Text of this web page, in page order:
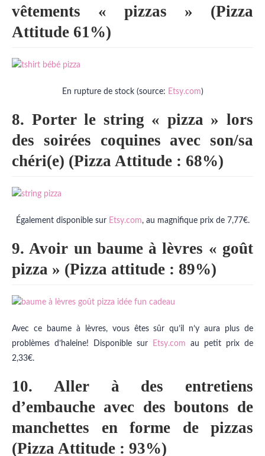
vêtements « pizzas » (Pizza
Attitude 61%)
En rupture de stock (source: Etsy.com)
8. Porter le string « pizza » lors
des soirées coquines avec son/sa
chéri(e) (Pizza Attitude : 68%)
Également disponible sur Etsy.com, au magnifique prix de 7,77€.
9. Avoir un baume à lèvres « goût
pizza » (Pizza attitude : 89%)
Avec ce baume à lèvres, vous êtes sûr qu’il n’y aura plus de
problèmes d’haleine! Disponible sur
Etsy.com au petit prix de
2,33€.
10. Aller à des entretiens
d’embauche avec des boutons de
manchettes en forme de pizzas
(Pizza Attitude : 93%)